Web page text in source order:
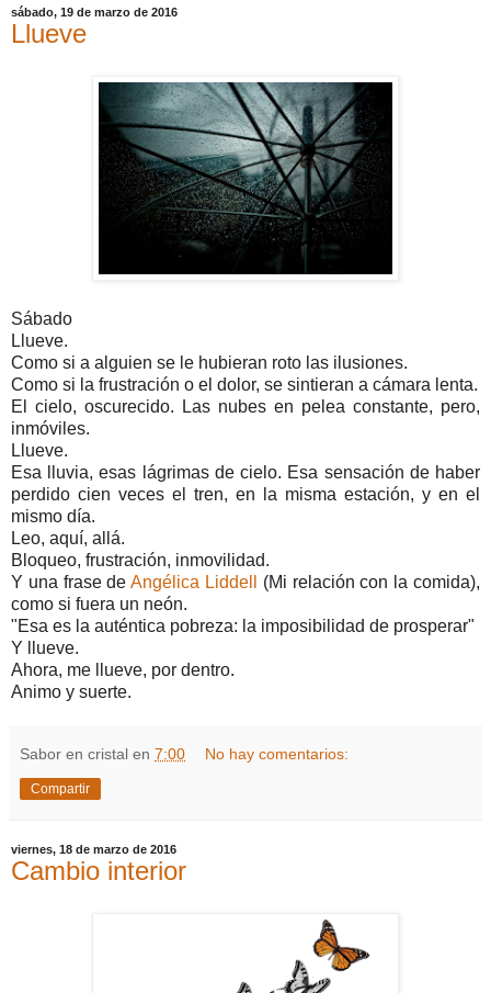
sábado, 19 de marzo de 2016
Llueve
Sábado
Llueve.
Como si a alguien se le hubieran roto las ilusiones.
Como si la frustración o el dolor, se sintieran a cámara lenta.
El cielo, oscurecido. Las nubes en pelea constante, pero,
inmóviles.
Llueve.
Esa lluvia, esas lágrimas de cielo. Esa sensación de haber
perdido cien veces el tren, en la misma estación, y en el
mismo día.
Leo, aquí, allá.
Bloqueo, frustración, inmovilidad.
Y una frase deAngélica Liddell
(Mi relación con la comida),
como si fuera un neón.
"Esa es la auténtica pobreza: la imposibilidad de prosperar"
Y llueve.
Ahora, me llueve, por dentro.
Animo y suerte.
Sabor en cristal en 7:00 No hay comentarios:
Compartir
viernes, 18 de marzo de 2016
Cambio interior